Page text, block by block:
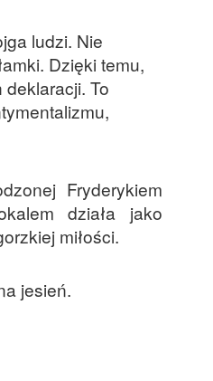
ludzi. Nie
Dzięki temu,
To
Fryderykiem
działa jako
miłości.
jesień.